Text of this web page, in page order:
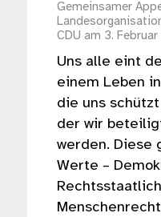
Gemeinsamer
CDU am 3.
Uns alle eint
einem Leben
die uns
der wir
werden. Diese
Werte –